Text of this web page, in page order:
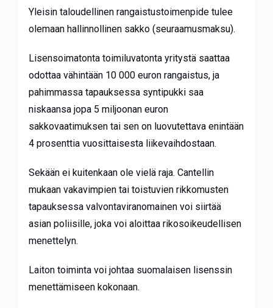
Yleisin taloudellinen rangaistustoimenpide tulee
olemaan hallinnollinen sakko (seuraamusmaksu).
Lisensoimatonta toimiluvatonta yritystä saattaa
odottaa vähintään 10 000 euron rangaistus, ja
pahimmassa tapauksessa syntipukki saa
niskaansa jopa 5 miljoonan euron
sakkovaatimuksen tai sen on luovutettava enintään
4 prosenttia vuosittaisesta liikevaihdostaan.
Sekään ei kuitenkaan ole vielä raja. Cantellin
mukaan vakavimpien tai toistuvien rikkomusten
tapauksessa valvontaviranomainen voi siirtää
asian poliisille, joka voi aloittaa rikosoikeudellisen
menettelyn.
Laiton toiminta voi johtaa suomalaisen lisenssin
menettämiseen kokonaan.